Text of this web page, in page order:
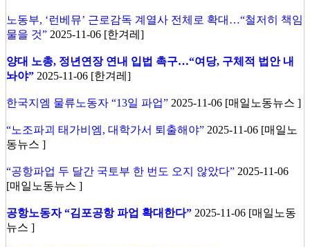
노동부, ‘런베뮤’ 근로감독 계열사 전체로 확대…“철저히 책임
물을 것” 2025-11-06 [한겨레]
양대 노총, 정년연장 연내 입법 촉구…“여당, 구체적 법안 내
놔야” 2025-11-06 [한겨레]
한국지엠 물류노동자 “13일 파업” 2025-11-06 [매일노동뉴스 ]
“노조파괴 태가비엠, 대학가서 퇴출해야” 2025-11-06 [매일노
동뉴스 ]
“공항파업 두 달간 국토부 한 번도 오지 않았다” 2025-11-06
[매일노동뉴스 ]
공항노동자 “김포공항 파업 확대한다” 2025-11-06 [매일노동
뉴스 ]